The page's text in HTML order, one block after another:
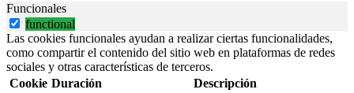
Funcionales
functional
Las cookies funcionales ayudan a realizar ciertas funcionalidades,
como compartir el contenido del sitio web en plataformas de redes
sociales y otras características de terceros.
Cookie Duración Descripción